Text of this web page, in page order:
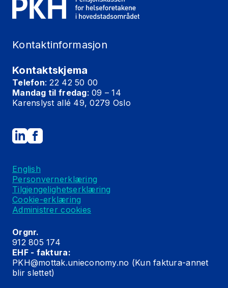
Kontaktinformasjon
Kontaktskjema
Telefon: 22 42 50 00
Mandag til fredag: 09 – 14
Karenslyst allé 49, 0279 Oslo
English
Personvernerklæring
Tilgjengelighetserklæring
Cookie-erklæring
Administrer cookies
Orgnr.
912 805 174
EHF - faktura:
PKH@mottak.unieconomy.no (Kun faktura-annet
blir slettet)